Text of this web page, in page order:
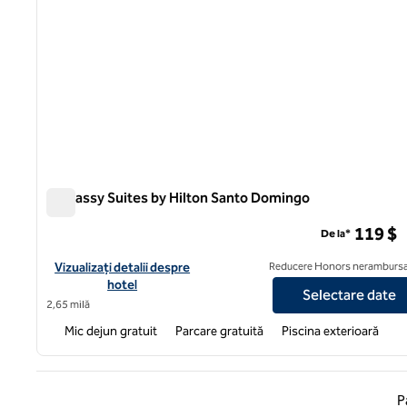
Embassy Suites by Hilton Santo Domingo
Vizualizați detaliile hotelului pentru Embassy Suites by Hilton
Vizualizați detalii despre
hotel
2,65 milă
De la* 119 $
Reducere Honors
Selectare date
Mic dejun gratuit Parcare gratuită Piscina exterioară